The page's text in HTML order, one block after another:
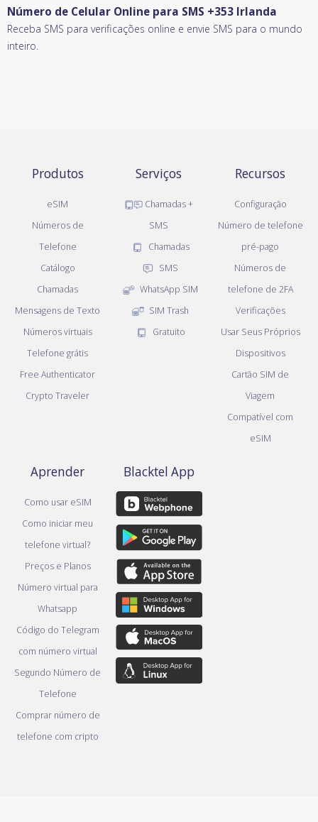
Número de Celular Online para SMS +353 Irlanda
Receba SMS para verificações online e envie SMS para o mundo
inteiro.
Produtos
eSIM
Números de
Telefone
Catálogo
Chamadas
Mensagens de Texto
Números virtuais
Telefone grátis
Free Authenticator
Crypto Traveler
Serviços
Chamadas +
SMS
Chamadas
SMS
WhatsApp SIM
SIM Trash
Gratuito
Recursos
Configuração
Número de telefone
pré-pago
Números de
telefone de 2FA
Verificações
Usar Seus Próprios
Dispositivos
Cartão SIM de
Viagem
Compatível com
eSIM
Aprender
Como usar eSIM
Como iniciar meu
telefone virtual?
Preços e Planos
Número virtual para
Whatsapp
Código do Telegram
com número virtual
Segundo Número de
Telefone
Comprar número de
telefone com cripto
Blacktel App